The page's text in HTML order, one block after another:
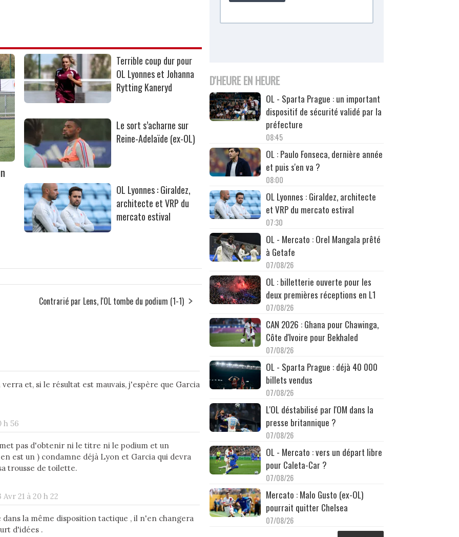
Terrible coup dur pour
OL Lyonnes et Johanna
Rytting Kaneryd
Le sort s’acharne sur
Reine-Adelaïde (ex-OL)
OL Lyonnes : Giraldez,
architecte et VRP du
mercato estival
Contrarié par Lens, l'OL tombe du podium (1-1)
et, si le résultat est mauvais, j'espère que Garcia
h 56
pas d'obtenir ni le titre ni le podium et un
est un ) condamne déjà Lyon et Garcia qui devra
trousse de toilette.
Avr 21 à 20 h 22
la même disposition tactique , il n'en changera
d'idées .
D'HEURE EN HEURE
OL - Sparta Prague : un important
dispositif de sécurité validé par la
préfecture
08:45
OL : Paulo Fonseca, dernière année
et puis s'en va ?
08:00
OL Lyonnes : Giraldez, architecte
et VRP du mercato estival
07:30
OL - Mercato : Orel Mangala prêté
à Getafe
07/08/26
OL : billetterie ouverte pour les
deux premières réceptions en L1
07/08/26
CAN 2026 : Ghana pour Chawinga,
Côte d'Ivoire pour Bekhaled
07/08/26
OL - Sparta Prague : déjà 40 000
billets vendus
07/08/26
L'OL déstabilisé par l'OM dans la
presse britannique ?
07/08/26
OL - Mercato : vers un départ libre
pour Caleta-Car ?
07/08/26
Mercato : Malo Gusto (ex-OL)
pourrait quitter Chelsea
07/08/26